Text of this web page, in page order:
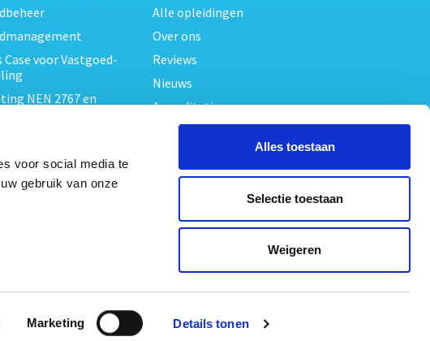
voor social media te
gebruik van onze
Marketing Details tonen
Alles toestaan
Selectie toestaan
Weigeren
voor Vastgoed-
NEN 2767 en
VvE-beheer
Vastgoed
Alle opleidingen
Over ons
Reviews
Nieuws
Accreditaties
Algemene voorwaarden
Privacy verklaring